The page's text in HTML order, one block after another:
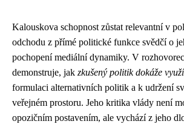
Kalouskova schopnost zůstat relevantní v
odchodu z přímé politické funkce svědčí o
pochopení mediální dynamiky. V
demonstruje, jak zkušený politik dokáže
formulaci alternativních politik a k udržení
veřejném prostoru. Jeho kritika vlády není
opozičním postavením, ale vychází z jeho